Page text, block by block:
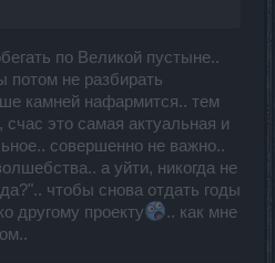
по Великой пустыне..
потом не разбирать
камней нафармится.. тем
это самая актуальная и
совершенно не важно..
а уйти, никогда не
чтобы снова отдать годы
другому проекту
.. как мне